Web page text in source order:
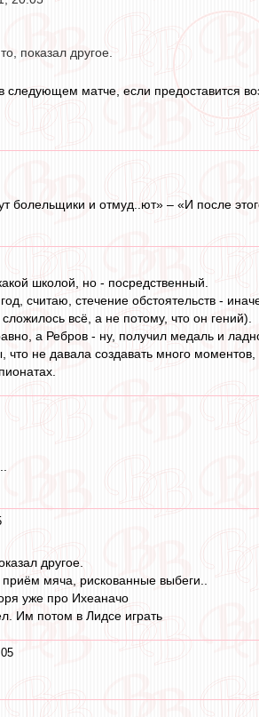
показал другое.
матче, если предоставится
болельщики и отмуд..ют» – «И после
школой, но - посредственный.
считаю, стечение обстоятельств -
всё, а не потому, что он гений).
а Ребров - ну, получил медаль и
не давала создавать много
другое.
мяча, рискованные выбеги..
уже про Ихеаначо
Им потом в Лидсе играть